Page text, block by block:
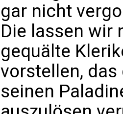
gar nicht
Die lassen wir
gequälte
vorstellen,
seinen